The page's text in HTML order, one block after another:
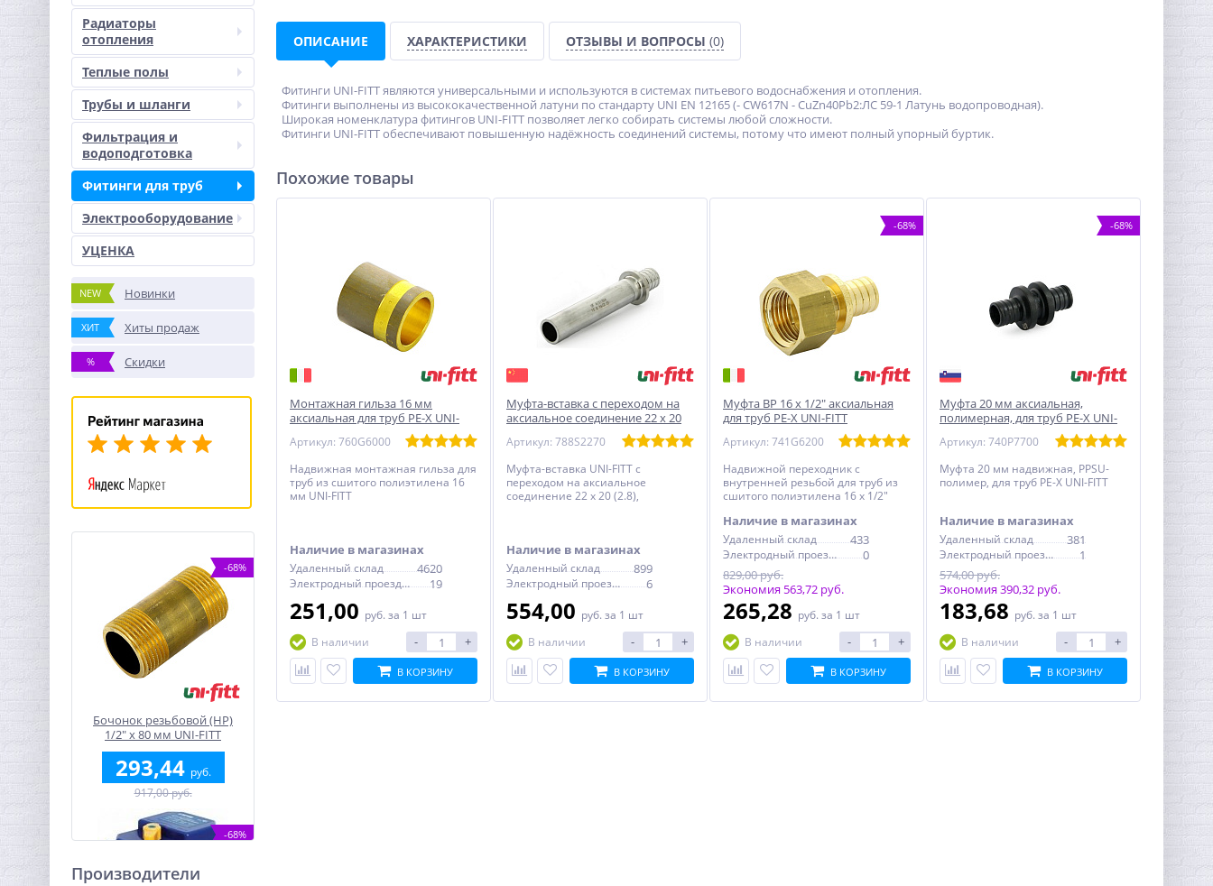
Радиаторы
отопления
Теплые полы
Трубы и шланги
Фильтрация и
водоподготовка
Фитинги для труб
Электрооборудование
УЦЕНКА
NEW Новинки
ХИТ Хиты продаж
% Скидки
-68%
Бочонок резьбовой (НР)
1/2" x 80 мм UNI-FITT
293,44 руб.
917,00 руб.
-68%
Производители
ОПИСАНИЕ ХАРАКТЕРИСТИКИ ОТЗЫВЫ И ВОПРОСЫ (0)
Фитинги UNI-FITT являются универсальными и используются в системах питьевого водоснабжения и отопления.
Фитинги выполнены из высококачественной латуни по стандарту UNI EN 12165 (- CW617N - CuZn40Pb2:ЛС 59-1 Латунь водопроводная).
Широкая номенклатура фитингов UNI-FITT позволяет легко собирать системы любой сложности.
Фитинги UNI-FITT обеспечивают повышенную надёжность соединений системы, потому что имеют полный упорный буртик.
Похожие товары
Монтажная гильза 16 мм
аксиальная для труб PE-X UNI-
Артикул: 760G6000
Надвижная монтажная гильза для
труб из сшитого полиэтилена 16
мм UNI-FITT
Наличие в магазинах
Удаленный склад 4620
Электродный проезд, 6с1 19
251,00 руб. за 1 шт
В наличии
- +
В КОРЗИНУ
Муфта-вставка с переходом на
аксиальное соединение 22 х 20
(2.8), нержавеющая сталь UNI-
FITT
Артикул: 788S2270
Муфта-вставка UNI-FITT с
переходом на аксиальное
соединение 22 х 20 (2.8),
Наличие в магазинах
Удаленный склад 899
Электродный проезд, 6с1 6
554,00 руб. за 1 шт
В наличии
- +
В КОРЗИНУ
-68%
Муфта ВР 16 x 1/2" аксиальная
для труб PE-X UNI-FITT
Артикул: 741G6200
Надвижной переходник с
внутренней резьбой для труб из
сшитого полиэтилена 16 x 1/2"
Наличие в магазинах
Удаленный склад 433
Электродный проезд, 6с1
0
829,00 руб.
Экономия 563,72 руб.
265,28 руб. за 1 шт
В наличии
- +
В КОРЗИНУ
-68%
Муфта 20 мм аксиальная,
полимерная, для труб PE-X UNI-
Артикул: 740P7700
Муфта 20 мм надвижная, PPSU-
полимер, для труб PE-X UNI-FITT
Наличие в магазинах
Удаленный склад 381
Электродный проезд, 6с1
1
574,00 руб.
Экономия 390,32 руб.
183,68 руб. за 1 шт
В наличии
- +
В КОРЗИНУ